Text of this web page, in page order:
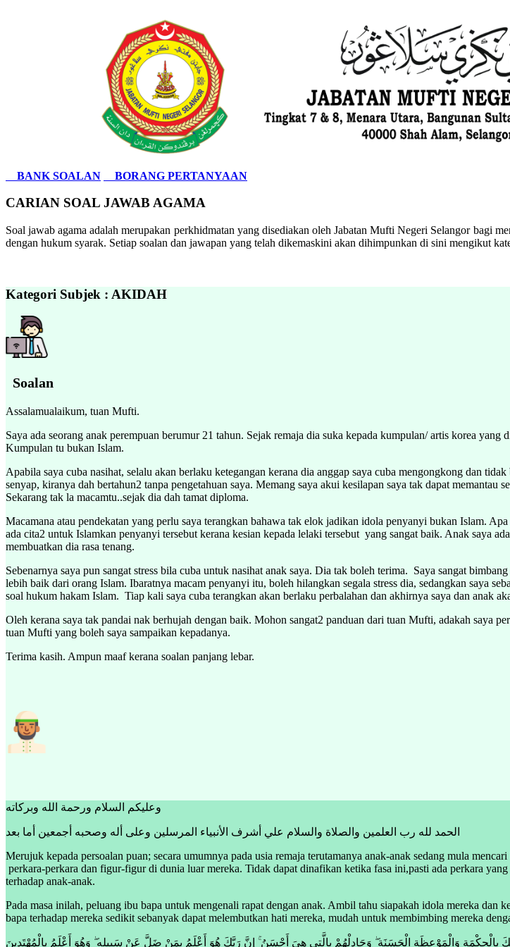
BANK SOALAN BORANG PERTANYAAN
CARIAN SOAL JAWAB AGAMA
Soal jawab agama adalah merupakan perkhidmatan yang disediakan oleh Jabatan Mufti Negeri Selangor bagi
dengan hukum syarak. Setiap soalan dan jawapan yang telah dikemaskini akan dihimpunkan di sini mengikut
Kategori Subjek : AKIDAH
Soalan
Assalamualaikum, tuan Mufti.
Saya ada seorang anak perempuan berumur 21 tahun. Sejak remaja dia suka kepada kumpulan/ artis korea
Kumpulan tu bukan Islam.
Apabila saya cuba nasihat, selalu akan berlaku ketegangan kerana dia anggap saya cuba mengongkong dan
senyap, kiranya dah bertahun2 tanpa pengetahuan saya. Memang saya akui kesilapan saya tak dapat
Sekarang tak la macamtu..sejak dia dah tamat diploma.
Macamana atau pendekatan yang perlu saya terangkan bahawa tak elok jadikan idola penyanyi bukan Islam.
ada cita2 untuk Islamkan penyanyi tersebut kerana kesian kepada lelaki tersebut yang sangat baik. Anak saya
membuatkan dia rasa tenang.
Sebenarnya saya pun sangat stress bila cuba untuk nasihat anak saya. Dia tak boleh terima. Saya sangat
lebih baik dari orang Islam. Ibaratnya macam penyanyi itu, boleh hilangkan segala stress dia, sedangkan saya
soal hukum hakam Islam. Tiap kali saya cuba terangkan akan berlaku perbalahan dan akhirnya saya dan anak
Oleh kerana saya tak pandai nak berhujah dengan baik. Mohon sangat2 panduan dari tuan Mufti, adakah saya
tuan Mufti yang boleh saya sampaikan kepadanya.
Terima kasih. Ampun maaf kerana soalan panjang lebar.
وعليكم السلام ورحمة الله وبركاته
الحمد لله رب العلمين والصلاة والسلام علي أشرف الأنبياء المرسلين وعلى أله وصحبه أجمعين أما بعد
Merujuk kepada persoalan puan; secara umumnya pada usia remaja terutamanya anak-anak sedang mula
perkara-perkara dan figur-figur di dunia luar mereka. Tidak dapat dinafikan ketika fasa ini,pasti ada perkara
terhadap anak-anak.
Pada masa inilah, peluang ibu bapa untuk mengenali rapat dengan anak. Ambil tahu siapakah idola mereka dan
bapa terhadap mereka sedikit sebanyak dapat melembutkan hati mereka, mudah untuk membimbing mereka
بِالْحِكْمَةِ وَالْمَوْعِظَةِ الْحَسَنَةِ ۖ وَجَادِلْهُمْ بِالَّتِي هِيَ أَحْسَنُ ۚ إِنَّ رَبَّكَ هُوَ أَعْلَمُ بِمَنْ ضَلَّ عَنْ سَبِيلِهِ ۖ وَهُوَ أَعْلَمُ بِالْمُهْتَدِينَ